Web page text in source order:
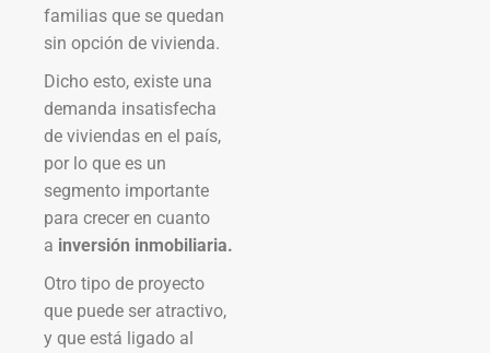
familias que se quedan
sin opción de vivienda.
Dicho esto, existe una
demanda insatisfecha
de viviendas en el país,
por lo que es un
segmento importante
para crecer en cuanto
a inversión inmobiliaria.
Otro tipo de proyecto
que puede ser atractivo,
y que está ligado al